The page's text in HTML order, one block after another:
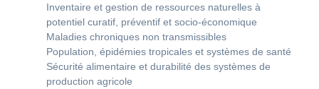
Inventaire et gestion de ressources naturelles à
potentiel curatif, préventif et socio-économique
Maladies chroniques non transmissibles
Population, épidémies tropicales et systèmes de santé
Sécurité alimentaire et durabilité des systèmes de
production agricole